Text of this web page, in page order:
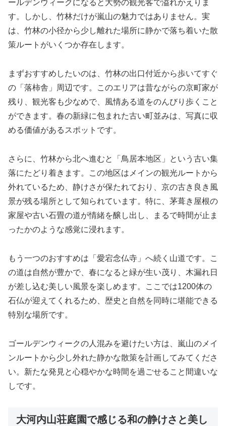
ールデンウィークになると大勢の観光客で溢れかえりま
す。しかし、竹林だけが嵐山の魅力ではありません。実
は、竹林の小径から少し離れた場所に静かで落ち着いた散
策ルートがいくつか存在します。
まずおすすめしたいのは、竹林の出口付近から歩いてすぐ
の「落柿舎」周辺です。このエリアは昔ながらの京町家が
残り、観光客も少なめで、風情ある道をのんびり歩くこと
ができます。春の新緑に包まれた古い町並みは、写真に収
める価値があるスポットです。
さらに、竹林から北へ進むと「鳥居本地区」という古い集
落にたどり着きます。この地区はメインの観光ルートから
外れているため、静けさが保たれており、京の古き良き風
景が残る場所として知られています。特に、茅葺き屋根の
家屋や古い石畳の道が情緒を醸し出し、まるで時間が止ま
ったかのような感覚に浸れます。
もう一つのおすすめは「愛宕念仏寺」へ続く山道です。こ
の道は自然が豊かで、春になると緑が生い茂り、木漏れ日
が差し込む美しい風景を楽しめます。ここでは1200体の
石仏が迎えてくれるため、歴史と自然を同時に堪能できる
特別な場所です。
ゴールデンウィークの人混みを避けたい方は、嵐山のメイ
ンルートから少し外れた静かな散策を計画してみてくださ
い。新たな発見と心穏やかな時間を過ごせること間違いな
しです。
大河内山荘庭園で感じる和の静けさと美し